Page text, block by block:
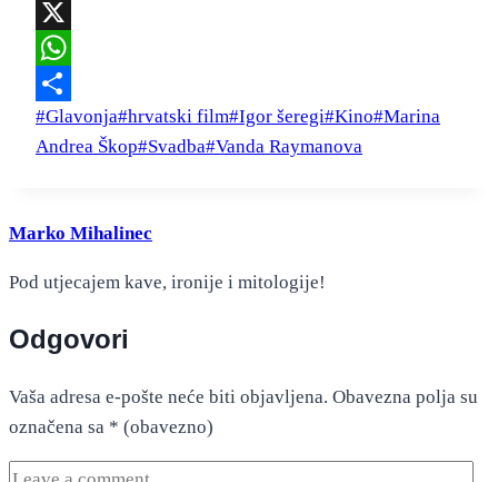
Telegram
X
WhatsApp
Share
Post
Tags:
#Glavonja#hrvatski film#Igor šeregi#Kino#Marina
Andrea Škop#Svadba#Vanda Raymanova
Marko Mihalinec
Pod utjecajem kave, ironije i mitologije!
Odgovori
Vaša adresa e-pošte neće biti objavljena. Obavezna polja su
označena sa * (obavezno)